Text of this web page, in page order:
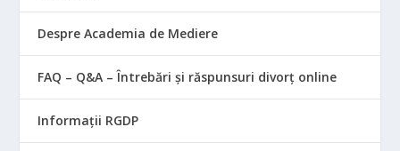
Despre Academia de Mediere
FAQ – Q&A – Întrebări și răspunsuri divorț online
Informații RGDP